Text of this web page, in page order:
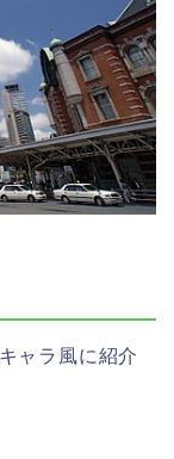
ャラ風に紹介